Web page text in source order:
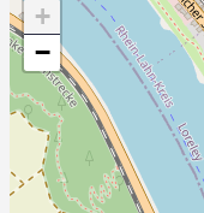
+
−